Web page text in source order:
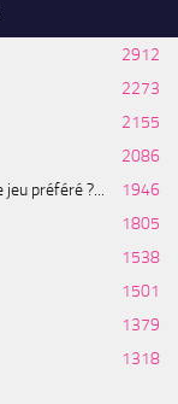
2912
2273
2155
2086
préféré ?...
1946
1805
1538
1501
1379
1318